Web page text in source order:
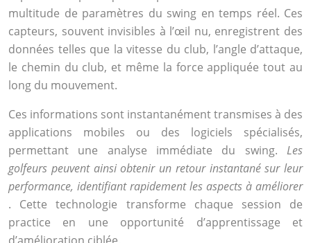
multitude de paramètres du swing en temps réel. Ces
capteurs, souvent invisibles à l’œil nu, enregistrent des
données telles que la vitesse du club, l’angle d’attaque,
le chemin du club, et même la force appliquée tout au
long du mouvement.
Ces informations sont instantanément transmises à des
applications mobiles ou des logiciels spécialisés,
permettant une analyse immédiate du swing. Les
golfeurs peuvent ainsi obtenir un retour instantané sur leur
performance, identifiant rapidement les aspects à améliorer
. Cette technologie transforme chaque session de
practice en une opportunité d’apprentissage et